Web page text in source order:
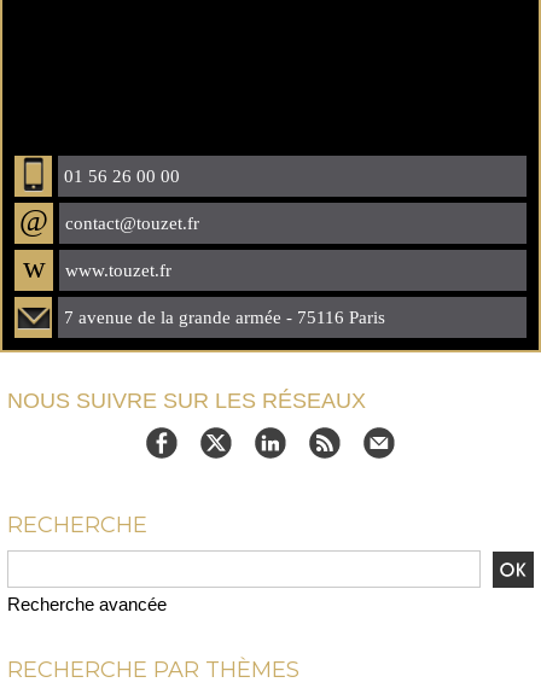
01 56 26 00 00
@ contact@touzet.fr
w www.touzet.fr
7 avenue de la grande armée - 75116 Paris
NOUS SUIVRE SUR LES RÉSEAUX
RECHERCHE
Recherche avancée
RECHERCHE PAR THÈMES